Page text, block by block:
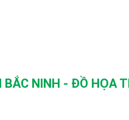
BẮC NINH - ĐỒ HỌA